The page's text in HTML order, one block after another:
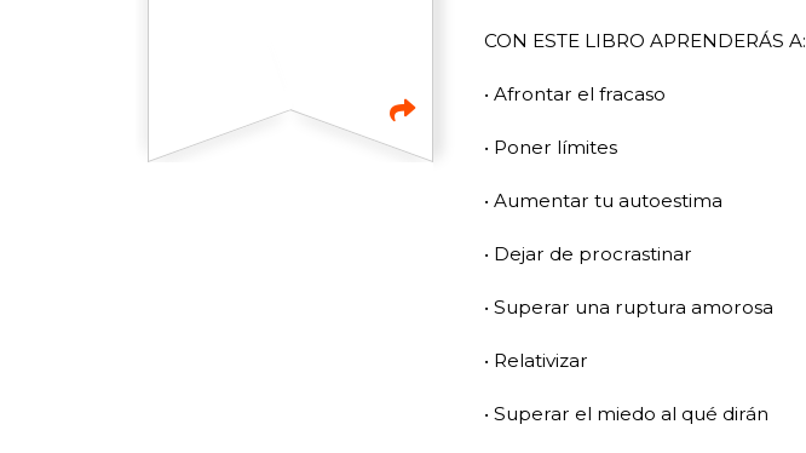
CON ESTE LIBRO APRENDERÁS A:
• Afrontar el fracaso
• Poner límites
• Aumentar tu autoestima
• Dejar de procrastinar
• Superar una ruptura amorosa
• Relativizar
• Superar el miedo al qué dirán